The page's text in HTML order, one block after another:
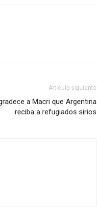
Artículo siguiente
a Macri que Argentina
reciba a refugiados sirios